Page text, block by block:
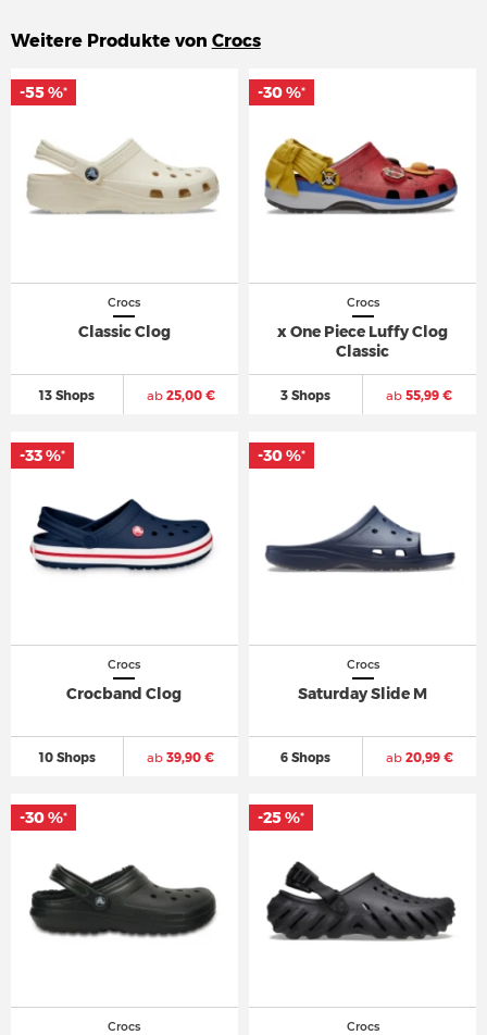
Weitere Produkte von Crocs
Crocs
Classic Clog
13 Shops ab25,00 €
-55 %*
-55 %*
Crocs
x One Piece Luffy Clog
Classic
3 Shops ab 55,99 €
-30 %*
-30 %*
Crocs
Crocband Clog
10 Shops ab 39,90 €
-33 %*
-33 %*
Crocs
Saturday Slide M
6 Shops ab20,99 €
-30 %*
-30 %*
Crocs
-30 %*
-30 %*
Crocs
-25 %*
-25 %*